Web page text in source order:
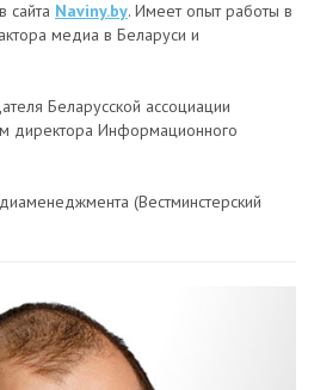
сайта Naviny.by. Имеет опыт работы в
медиа в Беларуси и
Беларусской ассоциации
директора Информационного
(Вестминстерский